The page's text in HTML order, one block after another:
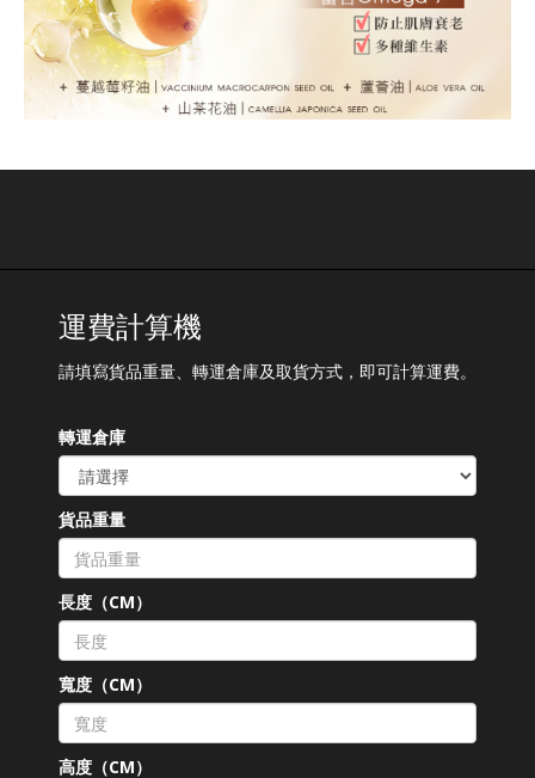
運費計算機
請填寫貨品重量、轉運倉庫及取貨方式，即可計算運費。
轉運倉庫
貨品重量
長度（CM）
寬度（CM）
高度（CM）